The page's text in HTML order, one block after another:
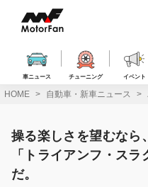
ス
車ニュース チューニング イベント
HOME 自動車・新車ニュース
操る楽しさを望むなら
「トライアンフ・ス
だ。